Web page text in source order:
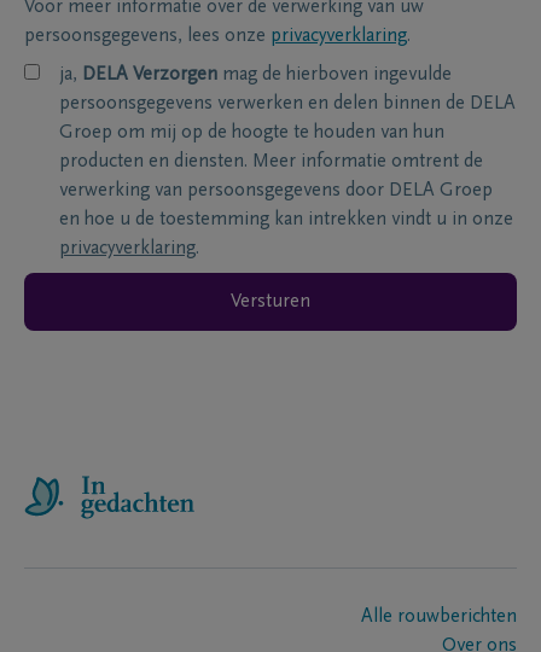
Voor meer informatie over de verwerking van uw
persoonsgegevens, lees onze privacyverklaring.
ja, DELA Verzorgen mag de hierboven ingevulde
persoonsgegevens verwerken en delen binnen de DELA
Groep om mij op de hoogte te houden van hun
producten en diensten. Meer informatie omtrent de
verwerking van persoonsgegevens door DELA Groep
en hoe u de toestemming kan intrekken vindt u in onze
privacyverklaring.
Versturen
Alle rouwberichten
Over ons